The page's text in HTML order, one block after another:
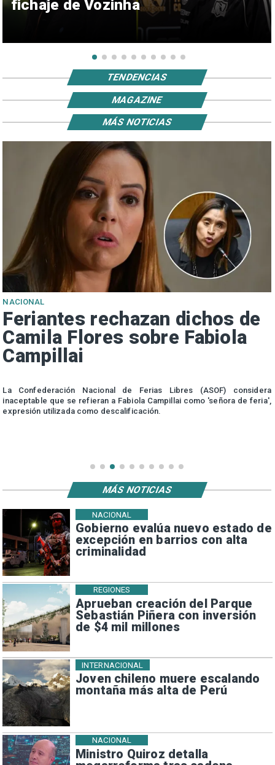
fichaje de Vozinha
TENDENCIAS
MAGAZINE
NACIONAL
Proyecto propone sumar
feriado el 17 de septiembre
para Fiestas Patrias
La diputada Zandra Parisi propuso declarar feriado legal el jueves 17
de septiembre de 2026, por única vez.
MÁS NOTICIAS
Gobierno evalúa nuevo estado de
excepción en barrios con alta
criminalidad
NACIONAL
Aprueban creación del Parque
Sebastián Piñera con inversión
de $4 mil millones
REGIONES
Joven chileno muere escalando
montaña más alta de Perú
INTERNACIONAL
Ministro Quiroz detalla
NACIONAL
MÁS NOTICIAS